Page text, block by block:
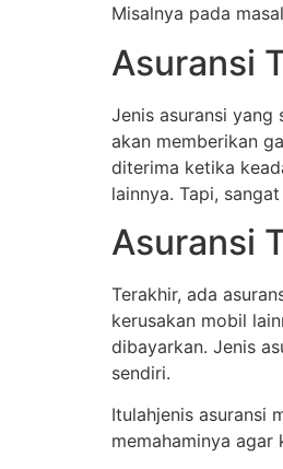
Misalnya pada
Asuransi
Jenis asuransi yang
akan memberikan
diterima ketika
lainnya. Tapi,
Asuransi
Terakhir, ada
kerusakan mobil
dibayarkan. Jenis
sendiri.
Itulahjenis asuransi
memahaminya